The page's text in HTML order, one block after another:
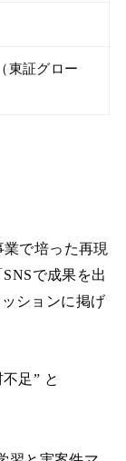
東証グロー
で培った再現
で成果を出
ションに掲げ
足” と